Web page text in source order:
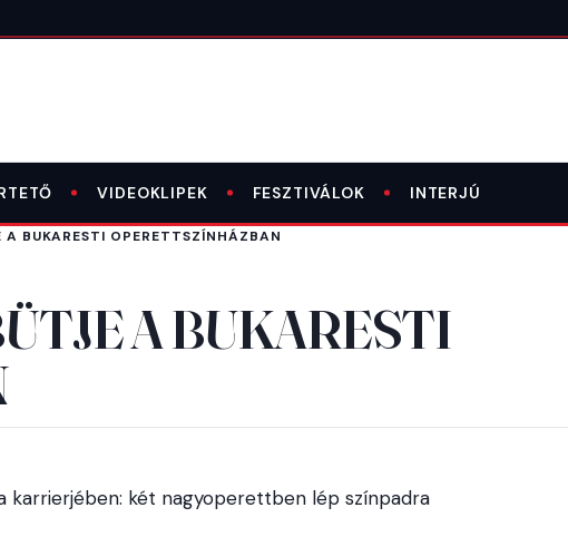
VIDEOKLIPEK FESZTIVÁLOK INTERJÚ
BUKARESTI OPERETTSZÍNHÁZBAN
A BUKARESTI
karrierjében: két nagyoperettben lép színpadra